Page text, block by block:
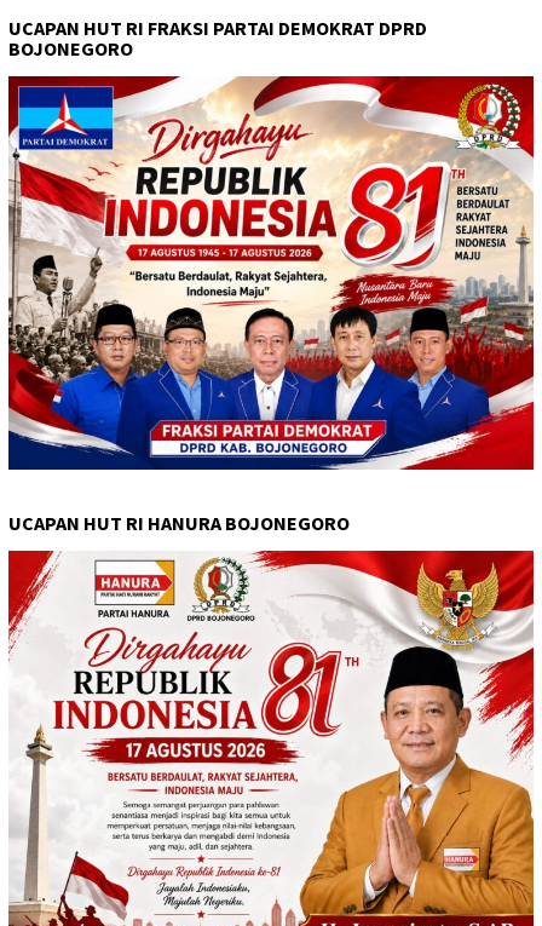
UCAPAN HUT RI FRAKSI PARTAI DEMOKRAT DPRD
BOJONEGORO
UCAPAN HUT RI HANURA BOJONEGORO